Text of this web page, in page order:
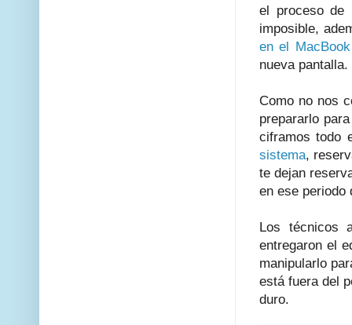
el proceso de
imposible,
en el
nueva pantalla.
Como no nos
prepararlo
ciframos todo
sistema,
te dejan
en ese periodo
Los técnicos
entregaron el
manipularlo
está fuera del
duro.